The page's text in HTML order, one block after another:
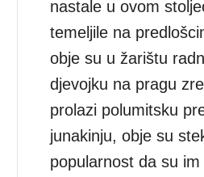
nastale u ovom
temeljile na
obje su u žarištu
djevojku na pragu
prolazi polumitsku
junakinju, obje su
popularnost da su im